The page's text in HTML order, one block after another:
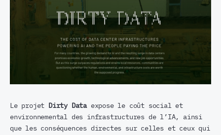
Le projet Dirty Dataexpose le coût social et
environnemental des infrastructures de l’IA, ainsi
que les conséquences directes sur celles et ceux qui